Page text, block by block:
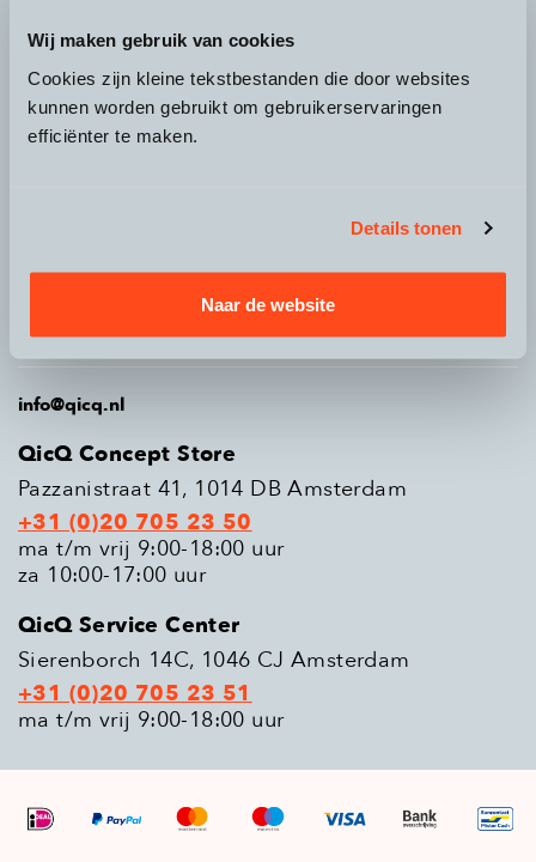
Wij maken gebruik van cookies
Cookies zijn kleine tekstbestanden die door websites
kunnen worden gebruikt om gebruikerservaringen
efficiënter te maken.
Details tonen
Naar de website
Over QicQ
Productgroepen
Populaire modellen
info@qicq.nl
QicQ Concept Store
Pazzanistraat 41, 1014 DB Amsterdam
+31 (0)20 705 23 50
ma t/m vrij 9:00-18:00 uur
za 10:00-17:00 uur
QicQ Service Center
Sierenborch 14C, 1046 CJ Amsterdam
+31 (0)20 705 23 51
ma t/m vrij 9:00-18:00 uur